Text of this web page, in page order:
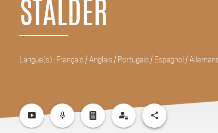
STALDER
Langue(s) : Français / Anglais / Portugais / Espagnol /
smart_display mic_none share